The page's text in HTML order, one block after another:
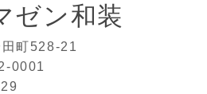
ゼン和装
町528-21
0001